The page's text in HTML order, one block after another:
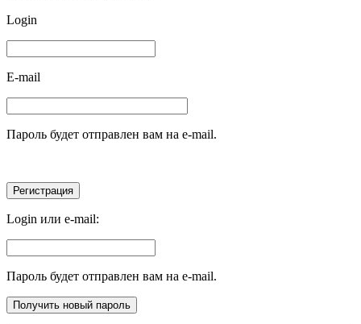
Login
E-mail
Пароль будет отправлен вам на e-mail.
Login или e-mail:
Пароль будет отправлен вам на e-mail.